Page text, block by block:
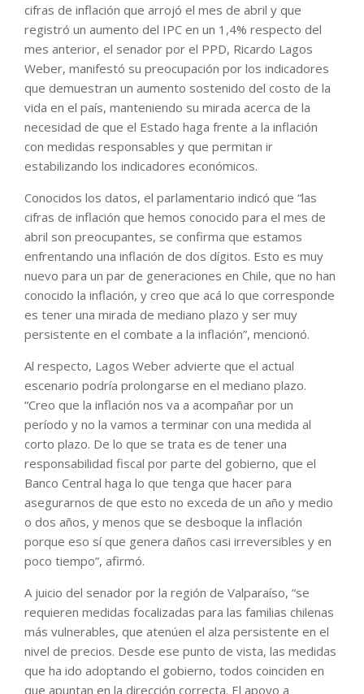
cifras de inflación que arrojó el mes de abril y que
registró un aumento del IPC en un 1,4% respecto del
mes anterior, el senador por el PPD, Ricardo Lagos
Weber, manifestó su preocupación por los indicadores
que demuestran un aumento sostenido del costo de la
vida en el país, manteniendo su mirada acerca de la
necesidad de que el Estado haga frente a la inflación
con medidas responsables y que permitan ir
estabilizando los indicadores económicos.
Conocidos los datos, el parlamentario indicó que “las
cifras de inflación que hemos conocido para el mes de
abril son preocupantes, se confirma que estamos
enfrentando una inflación de dos dígitos. Esto es muy
nuevo para un par de generaciones en Chile, que no han
conocido la inflación, y creo que acá lo que corresponde
es tener una mirada de mediano plazo y ser muy
persistente en el combate a la inflación”, mencionó.
Al respecto, Lagos Weber advierte que el actual
escenario podría prolongarse en el mediano plazo.
“Creo que la inflación nos va a acompañar por un
período y no la vamos a terminar con una medida al
corto plazo. De lo que se trata es de tener una
responsabilidad fiscal por parte del gobierno, que el
Banco Central haga lo que tenga que hacer para
asegurarnos de que esto no exceda de un año y medio
o dos años, y menos que se desboque la inflación
porque eso sí que genera daños casi irreversibles y en
poco tiempo”, afirmó.
A juicio del senador por la región de Valparaíso, “se
requieren medidas focalizadas para las familias chilenas
más vulnerables, que atenúen el alza persistente en el
nivel de precios. Desde ese punto de vista, las medidas
que ha ido adoptando el gobierno, todos coinciden en
que apuntan en la dirección correcta. El apoyo a